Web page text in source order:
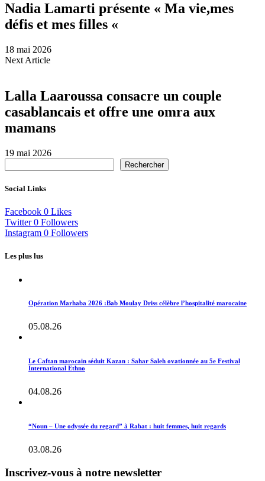
Nadia Lamarti présente « Ma vie,mes
défis et mes filles «
18 mai 2026
Next Article
Lalla Laaroussa consacre un couple
casablancais et offre une omra aux
mamans
19 mai 2026
Rechercher
Social Links
Facebook 0 Likes
Twitter 0 Followers
Instagram 0 Followers
Les plus lus
Opération Marhaba 2026 :Bab Moulay Driss célèbre l’hospitalité marocaine
05.08.26
Le Caftan marocain séduit Kazan : Sahar Saleh ovationnée au 5e Festival
International Ethno
04.08.26
“Noun – Une odyssée du regard” à Rabat : huit femmes, huit regards
03.08.26
Inscrivez-vous à notre newsletter